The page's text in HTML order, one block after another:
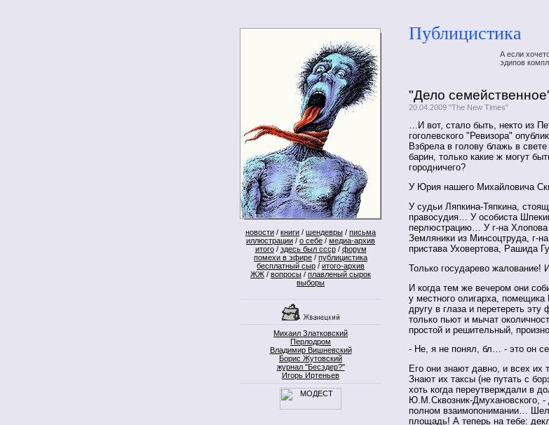
новости / книги / шендевры / письма
иллюстрации / о себе / медиа-архив
итого/ здесь был ссср/ форум
помехи в эфире / публицистика
бесплатный сыр / итого-архив
ЖЖ / вопросы / плавленый сырок
выборы
Михаил Златковский
Перлодром
Владимир Вишневский
Борис Жутовский
журнал "Бесэдер?"
Игорь Иртеньев
Публицистика
А если
эдипов
"Дело
20.04.2009 "The New Times"
…И вот, стало быть, некто из
гоголевского "Ревизора"
Взбрела в голову блажь в
барин, только какие ж могут
городничего?
У Юрия нашего Михайловича
У судьи Ляпкина-Тяпкина,
правосудия… У особиста
перлюстрацию… У г-на Хлопова
Земляники из Минсоцтруда, г-
пристава Уховертова, Рашида
Только государево жалование!
И когда тем же вечером они
у местного олигарха, помещика
другу в глаза и перетереть
только пьют и мычат
простой и решительный,
- Не, я не понял, бл… - это он
Его они знают давно, и всех их
Знают их таксы (не путать с
хоть когда переутверждали в
Ю.М.Сквозник-Дмухановского,
полном взаимопонимании…
площадь! А теперь на тебе: